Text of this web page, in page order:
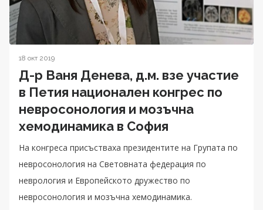
18 окт 2019
Д-р Ваня Денева, д.м. взе участие
в Петия национален конгрес по
невросонология и мозъчна
хемодинамика в София
На конгреса присъстваха президентите на Групата по
невросонология на Световната федерация по
неврология и Европейското дружество по
невросонология и мозъчна хемодинамика.